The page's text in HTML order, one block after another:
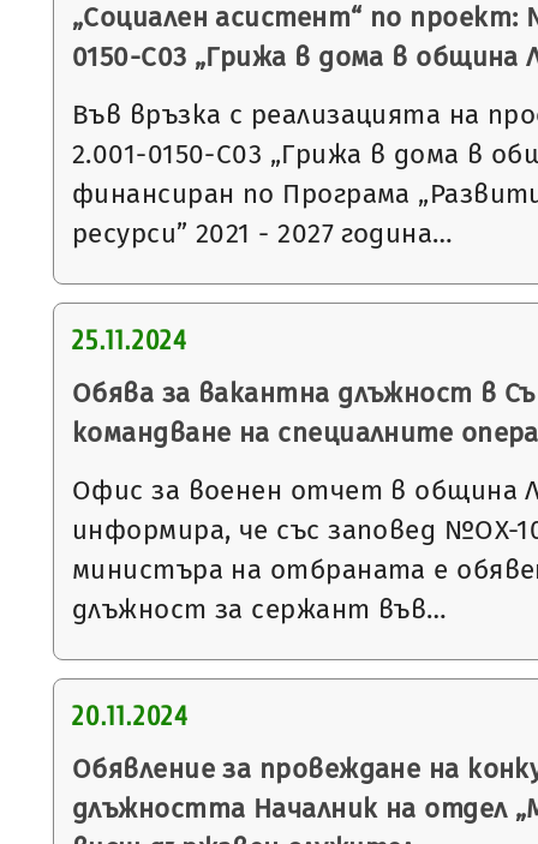
„Социален асистент“ по проект:
0150-С03 „Грижа в дома в община
Във връзка с реализацията на
2.001-0150-С03 „Грижа в дома в
финансиран по Програма
ресурси” 2021 - 2027 година…
25.11.2024
Обява за вакантна длъжност в
командване на специалните
Офис за военен отчет в община
информира, че със заповед №ОХ-
министъра на отбраната е
длъжност за сержант във…
20.11.2024
Обявление за провеждане на
длъжността Началник на отдел